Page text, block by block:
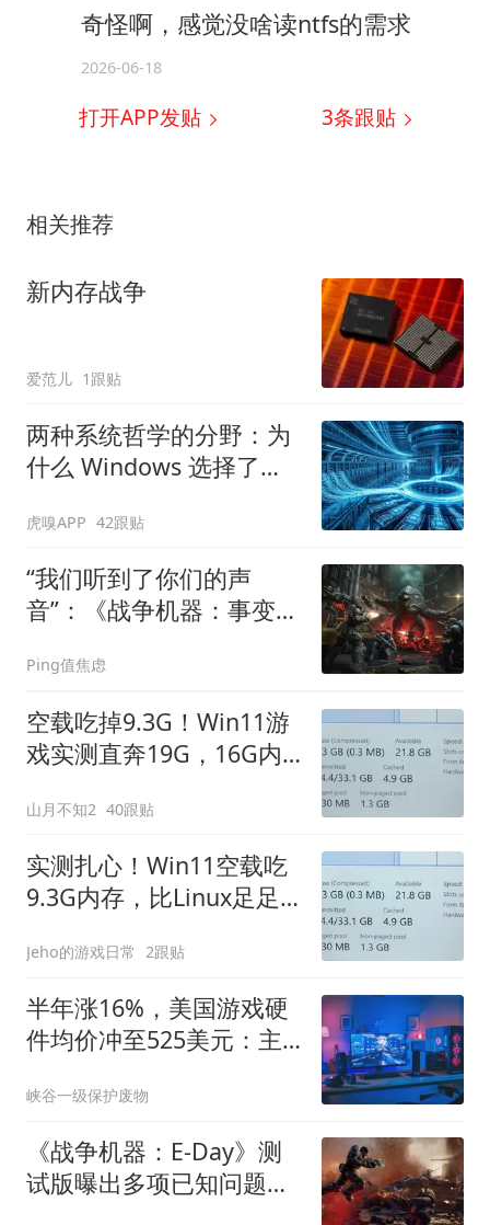
奇怪啊，感觉没啥读ntfs的需求
2026-06-18
打开APP发贴 3条跟贴
相关推荐
新内存战争
爱范儿 1跟贴
两种系统哲学的分野：为
什么 Windows 选择了
虎嗅APP 42跟贴
“我们听到了你们的声
音”：《战争机器：事变
模式
Ping值焦虑
空载吃掉9.3G！Win11游
戏实测直奔19G，16G内
山月不知2 40跟贴
实测扎心！Win11空载吃
9.3G内存，比Linux足足
Jeho的游戏日常 2跟贴
半年涨16%，美国游戏硬
件均价冲至525美元：主
全年或破纪录
峡谷一级保护废物
《战争机器：E-Day》测
试版曝出多项已知问题：